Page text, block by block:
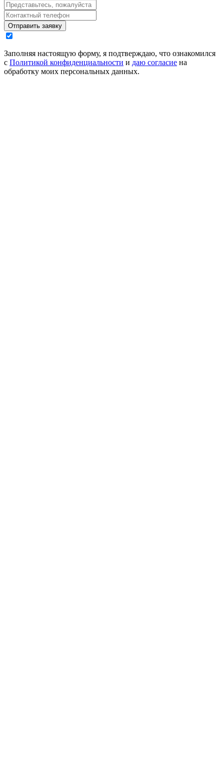
Отправить заявку
Заполняя настоящую форму, я подтверждаю, что ознакомился
с Политикой конфиденциальности и даю согласие на
обработку моих персональных данных.